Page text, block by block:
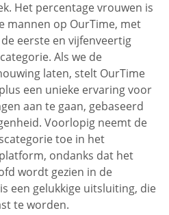
Het percentage vrouwen is
mannen op OurTime, met
eerste en vijfenveertig
Als we de
laten, stelt OurTime
een unieke ervaring voor
aan te gaan, gebaseerd
Voorlopig neemt de
toe in het
ondanks dat het
wordt gezien in de
een gelukkige uitsluiting, die
te worden.